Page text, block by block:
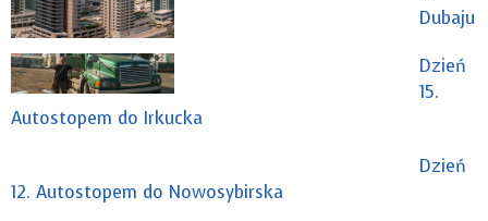
Dubaju
Dzień
15.
Autostopem do Irkucka
Dzień
12. Autostopem do Nowosybirska